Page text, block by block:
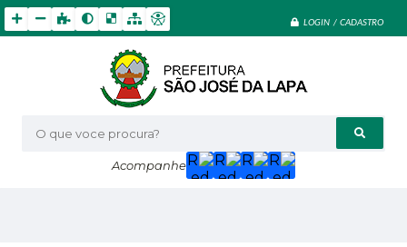
LOGIN / CADASTRO
O que voce procura?
Acompanhe